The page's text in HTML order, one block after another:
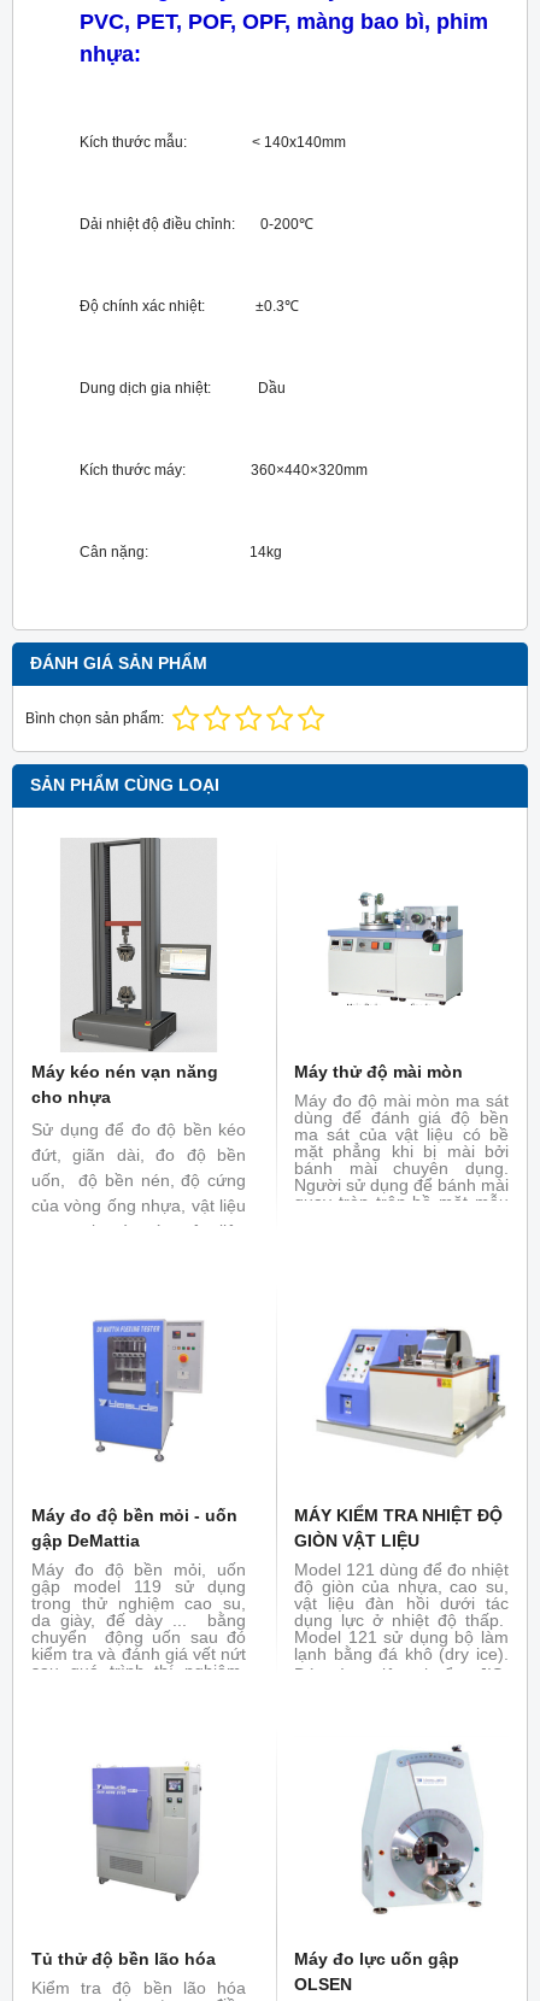
PVC, PET, POF, OPF, màng bao bì, phim
nhựa:
Kích thước mẫu: < 140x140mm
Dải nhiệt độ điều chỉnh: 0-200℃
Độ chính xác nhiệt: ±0.3℃
Dung dịch gia nhiệt: Dầu
Kích thước máy: 360×440×320mm
Cân nặng: 14kg
ĐÁNH GIÁ SẢN PHẨM
Bình chọn sản phẩm:
SẢN PHẨM CÙNG LOẠI
Máy kéo nén vạn năng
cho nhựa
Sử dụng để đo độ bền kéo
đứt, giãn dài, đo độ bền
uốn, độ bền nén, độ cứng
của vòng ống nhựa, vật liệu
composit và các vật liệu
ISO 14125:1998, ISO
9969:2007
Máy thử độ mài mòn
Máy đo độ mài mòn ma sát
dùng để đánh giá độ bền
ma sát của vật liệu có bề
mặt phẳng khi bị mài bởi
bánh mài chuyên dụng.
Người sử dụng để bánh mài
quay tròn trên bề mặt mẫu
D1044, ISO 4649, ISO 5470
Máy đo độ bền mỏi - uốn
gập DeMattia
Máy đo độ bền mỏi, uốn
gập model 119 sử dụng
trong thử nghiệm cao su,
da giày, đế dày ... bằng
chuyển động uốn sau đó
kiểm tra và đánh giá vết nứt
sau quá trình thí nghiệm.
MÁY KIỂM TRA NHIỆT ĐỘ
GIÒN VẬT LIỆU
Model 121 dùng để đo nhiệt
độ giòn của nhựa, cao su,
vật liệu đàn hồi dưới tác
dụng lực ở nhiệt độ thấp.
Model 121 sử dụng bộ làm
lạnh bằng đá khô (dry ice).
Đáp ứng tiêu chuẩn:
JIS-
Tủ thử độ bền lão hóa
Kiểm tra độ bền lão hóa
Máy đo lực uốn gập
OLSEN